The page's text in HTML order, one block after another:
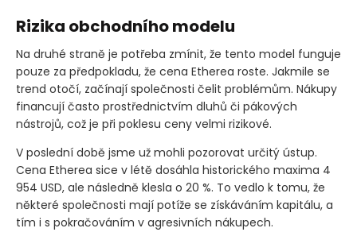
Rizika obchodního modelu
Na druhé straně je potřeba zmínit, že tento model funguje
pouze za předpokladu, že cena Etherea roste. Jakmile se
trend otočí, začínají společnosti čelit problémům. Nákupy
financují často prostřednictvím dluhů či pákových
nástrojů, což je při poklesu ceny velmi rizikové.
V poslední době jsme už mohli pozorovat určitý ústup.
Cena Etherea sice v létě dosáhla historického maxima 4
954 USD, ale následně klesla o 20 %. To vedlo k tomu, že
některé společnosti mají potíže se získáváním kapitálu, a
tím i s pokračováním v agresivních nákupech.